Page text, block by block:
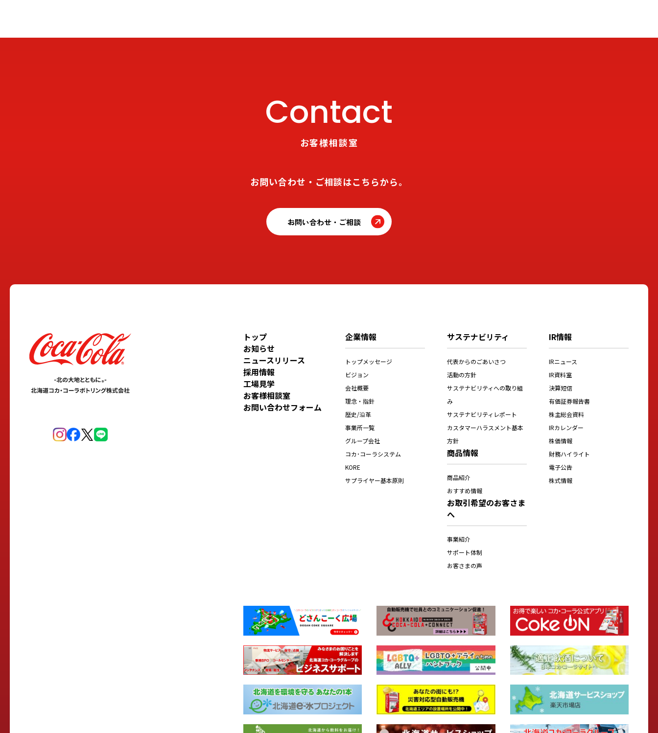
Contact
お客様相談室
お問い合わせ・ご相談はこちらから。
お問い合わせ・ご相談
トップ
お知らせ
ニュースリリース
採用情報
工場見学
お客様相談室
お問い合わせフォーム
企業情報
トップメッセージ
ビジョン
会社概要
理念・指針
歴史/沿革
事業所一覧
グループ会社
コカ･コーラシステム
KORE
サプライヤー基本原則
サステナビリティ
代表からのごあいさつ
活動の方針
サステナビリティへの取り組
み
サステナビリティレポート
カスタマーハラスメント基本
方針
商品情報
商品紹介
おすすめ情報
お取引希望のお客さま
へ
事業紹介
サポート体制
お客さまの声
IR情報
IRニュース
IR資料室
決算短信
有価証券報告書
株主総会資料
IRカレンダー
株価情報
財務ハイライト
電子公告
株式情報